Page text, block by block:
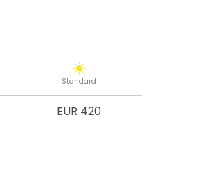
Standard
EUR 420